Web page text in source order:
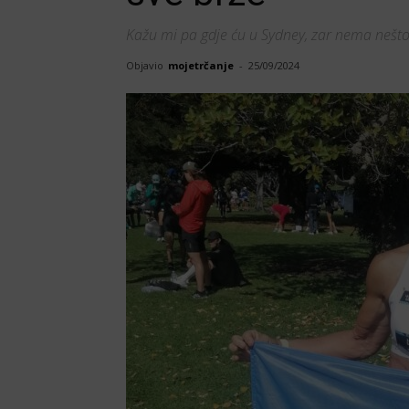
Kažu mi pa gdje ću u Sydney, zar nema
Objavio mojetrčanje - 25/09/2024